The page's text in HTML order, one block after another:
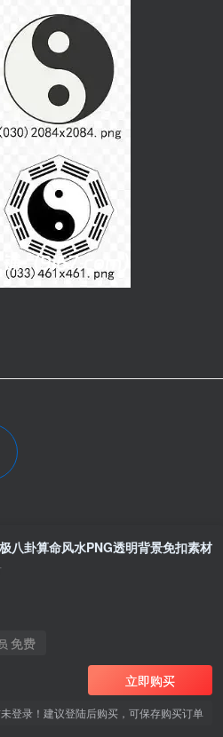
八卦算命风水PNG透明背景免扣素材
免费
立即购买
登录！建议登陆后购买，可保存购买订单